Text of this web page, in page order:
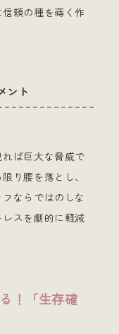
頼の種を蒔く作
ント
ば巨大な脅威で
り腰を落とし、
ならではのしな
スを劇的に軽減
！「生存確